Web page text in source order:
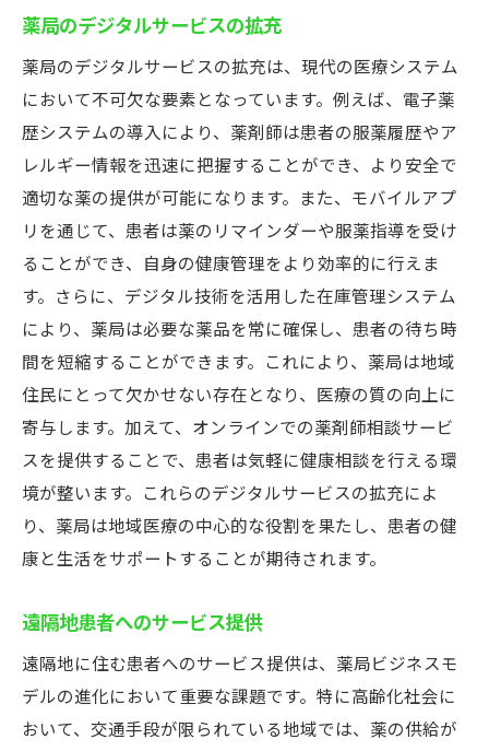
薬局のデジタルサービスの拡充
薬局のデジタルサービスの拡充は、現代の医療システム
において不可欠な要素となっています。例えば、電子薬
歴システムの導入により、薬剤師は患者の服薬履歴やア
レルギー情報を迅速に把握することができ、より安全で
適切な薬の提供が可能になります。また、モバイルアプ
リを通じて、患者は薬のリマインダーや服薬指導を受け
ることができ、自身の健康管理をより効率的に行えま
す。さらに、デジタル技術を活用した在庫管理システム
により、薬局は必要な薬品を常に確保し、患者の待ち時
間を短縮することができます。これにより、薬局は地域
住民にとって欠かせない存在となり、医療の質の向上に
寄与します。加えて、オンラインでの薬剤師相談サービ
スを提供することで、患者は気軽に健康相談を行える環
境が整います。これらのデジタルサービスの拡充によ
り、薬局は地域医療の中心的な役割を果たし、患者の健
康と生活をサポートすることが期待されます。
遠隔地患者へのサービス提供
遠隔地に住む患者へのサービス提供は、薬局ビジネスモ
デルの進化において重要な課題です。特に高齢化社会に
おいて、交通手段が限られている地域では、薬の供給が